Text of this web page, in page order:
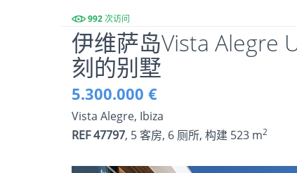
992 次访问
伊维萨岛Vista Alegre
刻的别墅
5.300.000 €
Vista Alegre, Ibiza
REF 47797, 5 客房, 6 厕所, 构建 523 m2